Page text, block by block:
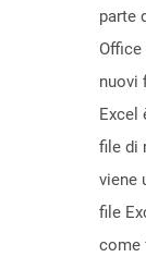
parte
Office
nuovi
Excel
file di
viene
file
come